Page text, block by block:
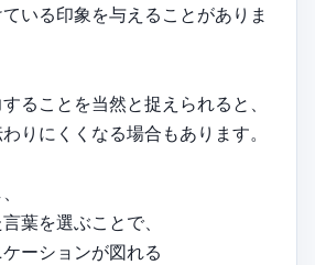
いる印象を与えることがありま
ることを当然と捉えられると、
りにくくなる場合もあります。
葉を選ぶことで、
ーションが図れる